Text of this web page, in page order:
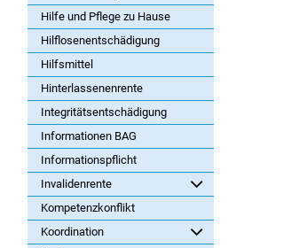
Hilfe und Pflege zu Hause
Hilflosenentschädigung
Hilfsmittel
Hinterlassenenrente
Integritätsentschädigung
Informationen BAG
Informationspflicht
Invalidenrente
Kompetenzkonflikt
Koordination